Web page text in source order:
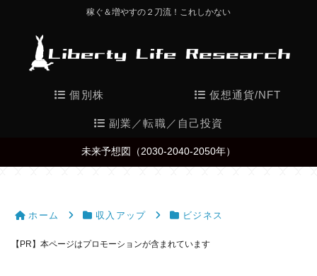
稼ぐ＆増やすの２刀流！これしかない
個別株 仮想通貨/NFT
副業／転職／自己投資
未来予想図（2030-2040-2050年）
ホーム 収入アップ ビジネス
【PR】本ページはプロモーションが含まれています